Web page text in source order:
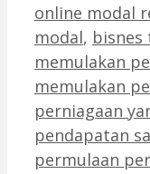
online modal
modal, bisnes
memulakan
memulakan
perniagaan
pendapatan
permulaan